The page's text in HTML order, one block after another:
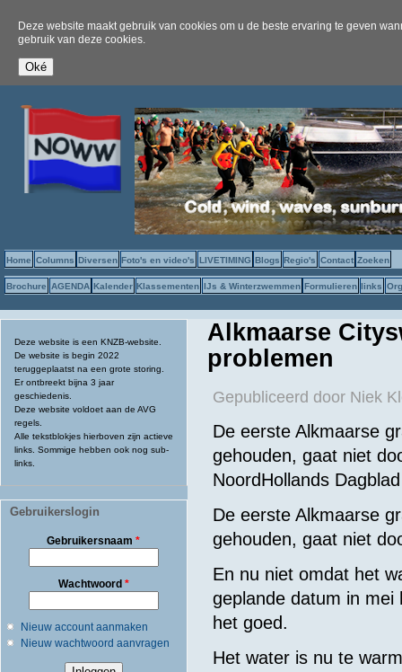
Deze website maakt gebruik van cookies om u de beste ervaring te geven
gebruik van deze cookies.
Home Columns Diversen Foto's en video's LIVETIMING Blogs Regio's Contact Zoeken
Brochure AGENDA Kalender Klassementen IJs & Winterzwemmen Formulieren links
Deze website is een KNZB-website.
De website is begin 2022
teruggeplaatst na een grote storing.
Er ontbreekt bijna 3 jaar
geschiedenis.
Deze website voldoet aan de AVG
regels.
Alle tekstblokjes hierboven zijn actieve
links. Sommige hebben ook nog sub-
links.
Gebruikerslogin
Gebruikersnaam*
Wachtwoord *
Nieuw account aanmaken
Nieuw wachtwoord aanvragen
Alkmaarse
problemen
Gepubliceerd door Niek
De eerste Alkmaarse
gehouden, gaat niet
NoordHollands Dagblad
De eerste Alkmaarse
gehouden, gaat niet
En nu niet omdat het
geplande datum in
het goed.
Het water is nu te